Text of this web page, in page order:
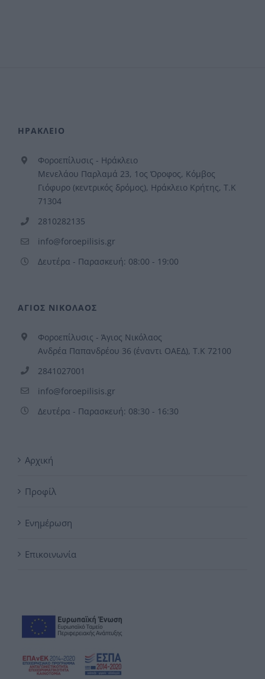
ΗΡΑΚΛΕΙΟ
Φοροεπίλυσις - Ηράκλειο
Μενελάου Παρλαμά 23, 1ος Όροφος, Κόμβος
Γιόφυρο (κεντρικός δρόμος), Ηράκλειο Κρήτης, Τ.Κ
71304
2810282135
info@foroepilisis.gr
Δευτέρα - Παρασκευή: 08:00 - 19:00
ΑΓΙΟΣ ΝΙΚΟΛΑΟΣ
Φοροεπίλυσις - Άγιος Νικόλαος
Ανδρέα Παπανδρέου 36 (έναντι ΟΑΕΔ), Τ.Κ 72100
2841027001
info@foroepilisis.gr
Δευτέρα - Παρασκευή: 08:30 - 16:30
Αρχική
Προφίλ
Ενημέρωση
Επικοινωνία